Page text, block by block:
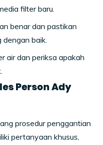
filter baru.
benar dan pastikan
dengan baik.
air dan periksa apakah
Person Ady
prosedur penggantian
pertanyaan khusus,